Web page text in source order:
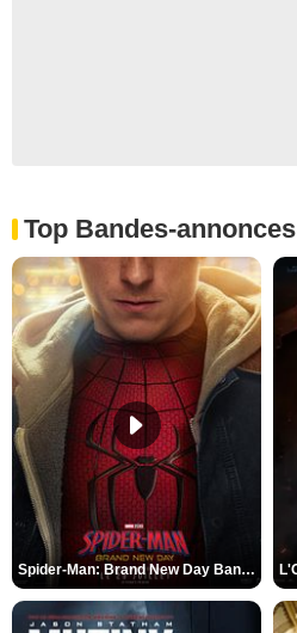
Top Bandes-annonces
Spider-Man: Brand New Day Bande-annonce VO STFR